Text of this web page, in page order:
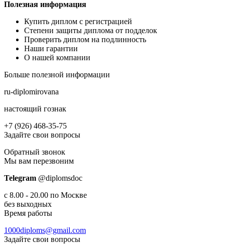
Полезная информация
Купить диплом с регистрацией
Степени защиты диплома от подделок
Проверить диплом на подлинность
Наши гарантии
О нашей компании
Больше полезной информации
ru-diplomirovana
настоящий гознак
+7 (926) 468-35-75
Задайте свои вопросы
Обратный звонок
Мы вам перезвоним
Telegram @diplomsdoс
с 8.00 - 20.00 по Москве
без выходных
Время работы
1000diploms@gmail.com
Задайте свои вопросы